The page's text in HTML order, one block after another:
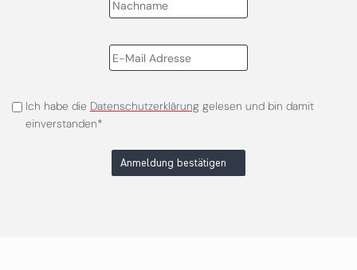
Ich habe die Datenschutzerklärunggelesen und bin damit
einverstanden*
Anmeldung bestätigen